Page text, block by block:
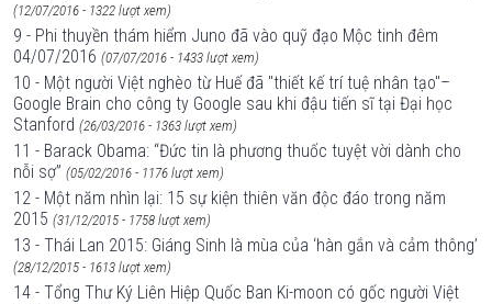
(12/07/2016 - 1322 lượt xem)
9 - Phi thuyền thám hiểm Juno đã vào quỹ đạo Mộc tinh đêm
04/07/2016 (07/07/2016 - 1433 lượt xem)
10 - Một người Việt nghèo từ Huế đã "thiết kế trí tuệ nhân tạo"–
Google Brain cho công ty Google sau khi đậu tiến sĩ tại Đại học
Stanford (26/03/2016 - 1363 lượt xem)
11 - Barack Obama: “Đức tin là phương thuốc tuyệt vời dành cho
nỗi sợ” (05/02/2016 - 1176 lượt xem)
12 - Một năm nhìn lại: 15 sự kiện thiên văn độc đáo trong năm
2015 (31/12/2015 - 1758 lượt xem)
13 - Thái Lan 2015: Giáng Sinh là mùa của ‘hàn gắn và cảm thông’
(28/12/2015 - 1613 lượt xem)
14 - Tổng Thư Ký Liên Hiệp Quốc Ban Ki-moon có gốc người Việt